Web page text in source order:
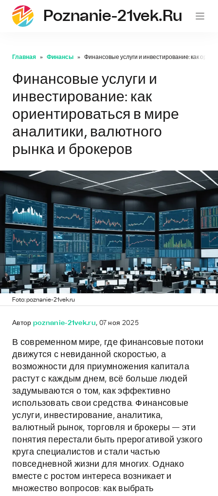
Poznanie-21vek.ru
Главная Финансы Финансовые услуги и инвестирование: как
Финансовые услуги и
инвестирование: как
ориентироваться в мире
аналитики, валютного
рынка и брокеров
Foto: poznanie-21vek.ru
Автор poznanie-21vek.ru, 07 ноя 2025
В современном мире, где финансовые потоки
движутся с невиданной скоростью, а
возможности для приумножения капитала
растут с каждым днем, всё больше людей
задумываются о том, как эффективно
использовать свои средства. Финансовые
услуги, инвестирование, аналитика,
валютный рынок, торговля и брокеры — эти
понятия перестали быть прерогативой узкого
круга специалистов и стали частью
повседневной жизни для многих. Однако
вместе с ростом интереса возникает и
множество вопросов: как выбрать